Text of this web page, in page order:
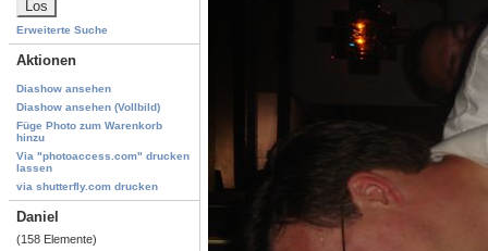
Erweiterte Suche
Aktionen
Diashow ansehen
Diashow ansehen (Vollbild)
Füge Photo zum Warenkorb
hinzu
Via "photoaccess.com" drucken
lassen
via shutterfly.com drucken
Daniel
(158 Elemente)